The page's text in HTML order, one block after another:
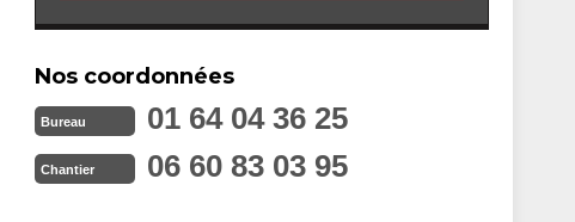
Nos coordonnées
Bureau 01 64 04 36 25
Chantier 06 60 83 03 95